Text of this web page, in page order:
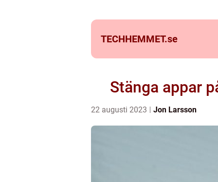
TECHHEMMET.se
Stänga appar
22 augusti 2023 Jon Larsson